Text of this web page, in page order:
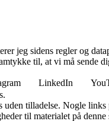
jeg sidens regler og
til, at vi må sende
LinkedIn
tilladelse. Nogle
til materialet på